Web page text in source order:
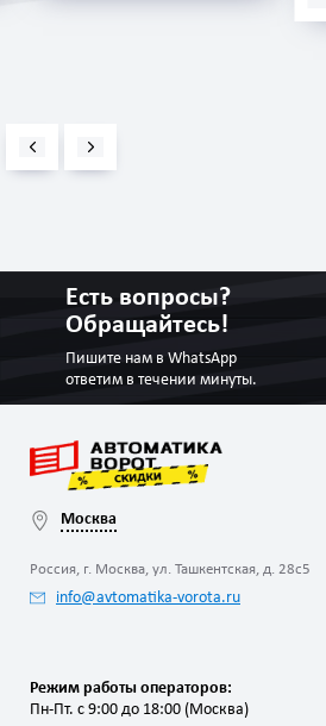
Есть вопросы?
Обращайтесь!
Пишите нам в WhatsApp
ответим в течении минуты.
Москва
Россия, г. Москва, ул. Ташкентская, д. 28с5
info@avtomatika-vorota.ru
Режим работы операторов:
Пн-Пт. с 9:00 до 18:00 (Москва)